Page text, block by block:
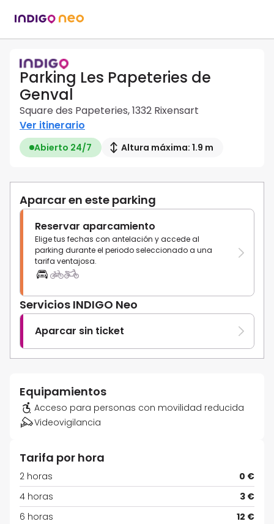
Parking Les Papeteries de
Genval
Square des Papeteries, 1332 Rixensart
Ver itinerario
Abierto 24/7 Altura máxima: 1.9 m
Aparcar en este parking
Reservar aparcamiento
Elige tus fechas con antelación y accede al
parking durante el periodo seleccionado a una
tarifa ventajosa.
Servicios INDIGO Neo
Aparcar sin ticket
Equipamientos
Acceso para personas con movilidad reducida
Videovigilancia
Tarifa por hora
2 horas
0 €
4 horas
3 €
6 horas
12 €